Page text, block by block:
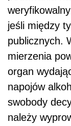
jeśli między
publicznych.
mierzenia
organ
napojów
swobody
należy